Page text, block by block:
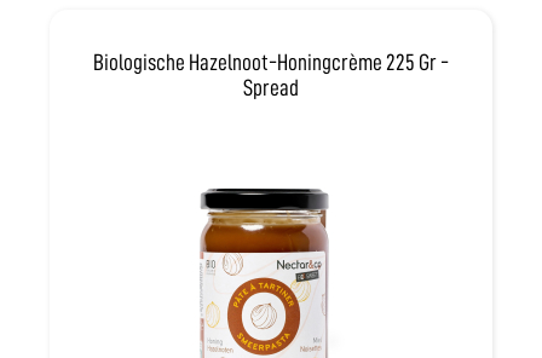
Biologische Hazelnoot-Honingcrème 225 Gr -
Spread